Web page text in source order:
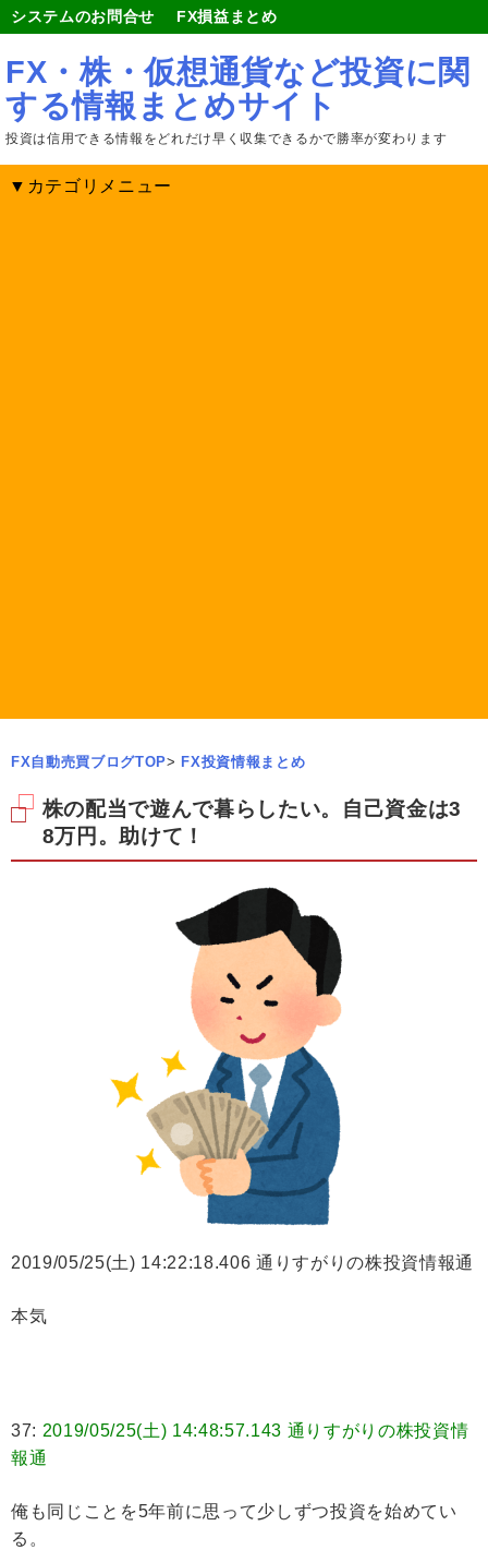
システムのお問合せ FX損益まとめ
FX・株・仮想通貨など投資に関
する情報まとめサイト
投資は信用できる情報をどれだけ早く収集できるかで勝率が変わります
▼カテゴリメニュー
FX自動売買ブログTOP> FX投資情報まとめ
株の配当で遊んで暮らしたい。自己資金は3
8万円。助けて！
2019/05/25(土) 14:22:18.406 通りすがりの株投資情報通
本気
37: 2019/05/25(土) 14:48:57.143 通りすがりの株投資情
報通
俺も同じことを5年前に思って少しずつ投資を始めてい
る。